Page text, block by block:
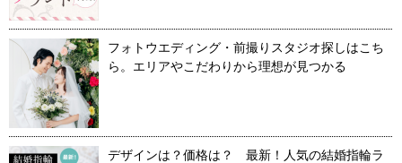
フォトウエディング・前撮りスタジオ探しはこち
ら。エリアやこだわりから理想が見つかる
デザインは？価格は？ 最新！人気の結婚指輪ラ